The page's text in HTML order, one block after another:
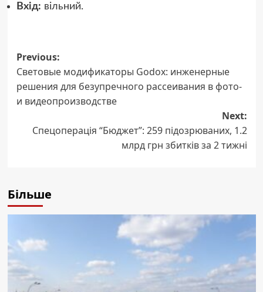
Вхід: вільний.
Post
navigation
Previous:
Световые модификаторы Godox: инженерные
решения для безупречного рассеивания в фото-
и видеопроизводстве
Next:
Спецоперація “Бюджет”: 259 підозрюваних, 1.2
млрд грн збитків за 2 тижні
Більше